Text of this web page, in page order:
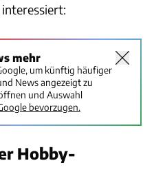
mehr
um künftig häufiger
News angezeigt zu
und Auswahl
bevorzugen.
Hobby-